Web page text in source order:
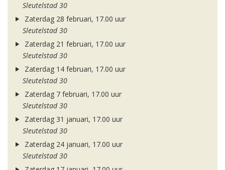
Sleutelstad 30
Zaterdag 28 februari, 17.00 uur
Sleutelstad 30
Zaterdag 21 februari, 17.00 uur
Sleutelstad 30
Zaterdag 14 februari, 17.00 uur
Sleutelstad 30
Zaterdag 7 februari, 17.00 uur
Sleutelstad 30
Zaterdag 31 januari, 17.00 uur
Sleutelstad 30
Zaterdag 24 januari, 17.00 uur
Sleutelstad 30